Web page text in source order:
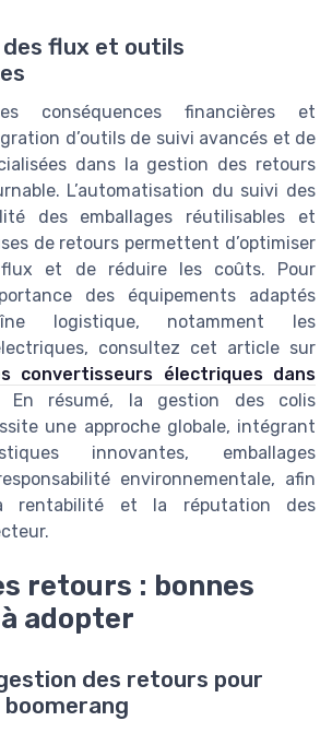
flux et outils
conséquences financières et
d’outils de suivi avancés et de
dans la gestion des retours
L’automatisation du suivi des
des emballages réutilisables et
de retours permettent d’optimiser
et de réduire les coûts. Pour
des équipements adaptés
logistique, notamment les
consultez cet article sur
convertisseurs électriques dans
En résumé, la gestion des colis
une approche globale, intégrant
innovantes, emballages
environnementale, afin
rentabilité et la réputation des
retours : bonnes
adopter
des retours pour